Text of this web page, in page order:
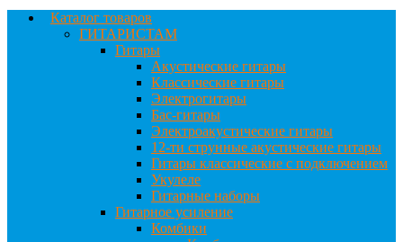
Каталог товаров
ГИТАРИСТАМ
Гитары
Акустические гитары
Классические гитары
Электрогитары
Бас-гитары
Электроакустические гитары
12-ти струнные акустические гитары
Гитары классические с подключением
Укулеле
Гитарные наборы
Гитарное усиление
Комбики